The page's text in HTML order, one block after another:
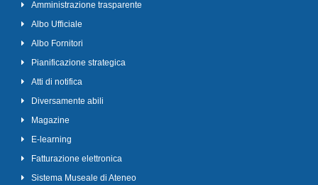
Amministrazione trasparente
Albo Ufficiale
Albo Fornitori
Pianificazione strategica
Atti di notifica
Diversamente abili
Magazine
E-learning
Fatturazione elettronica
Sistema Museale di Ateneo